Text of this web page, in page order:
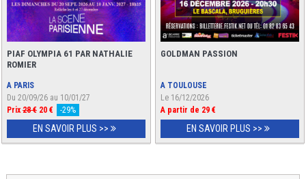
PIAF OLYMPIA 61 PAR NATHALIE
ROMIER
A PARIS
Du 20/09/26 au 10/01/27
Prix 28 €20 € -29%
EN SAVOIR PLUS >>
GOLDMAN PASSION
A TOULOUSE
Le 16/12/2026
A partir de 29 €
EN SAVOIR PLUS >>